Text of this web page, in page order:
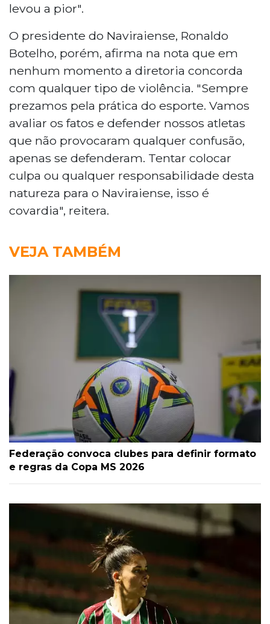
levou a pior".
O presidente do Naviraiense, Ronaldo
Botelho, porém, afirma na nota que em
nenhum momento a diretoria concorda
com qualquer tipo de violência. "Sempre
prezamos pela prática do esporte. Vamos
avaliar os fatos e defender nossos atletas
que não provocaram qualquer confusão,
apenas se defenderam. Tentar colocar
culpa ou qualquer responsabilidade desta
natureza para o Naviraiense, isso é
covardia", reitera.
VEJA TAMBÉM
Federação convoca clubes para definir formato
e regras da Copa MS 2026